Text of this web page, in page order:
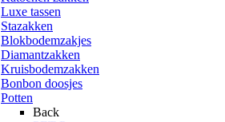
Luxe tassen
Stazakken
Blokbodemzakjes
Diamantzakken
Kruisbodemzakken
Bonbon doosjes
Potten
Back